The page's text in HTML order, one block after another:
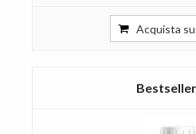
Acquista